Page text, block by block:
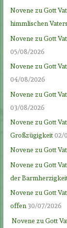
Novene zu Gott
himmlischen Vaters
Novene zu Gott
05/08/2026
Novene zu Gott
04/08/2026
Novene zu Gott
03/08/2026
Novene zu Gott
Großzügigkeit02/
Novene zu Gott
Novene zu Gott
der
Novene zu Gott
offen 30/07/2026
Novene zu Gott